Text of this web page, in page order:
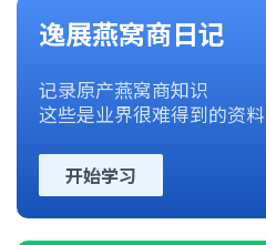
逸展燕窝商日记
记录原产燕窝商知识
这些是业界很难得到的资料
开始学习